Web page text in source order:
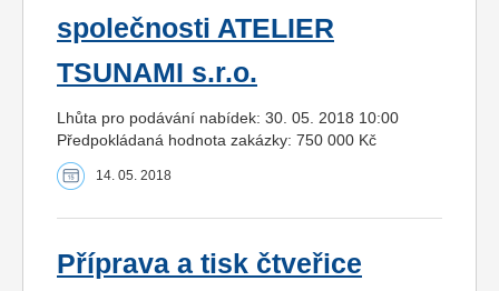
společnosti ATELIER
TSUNAMI s.r.o.
Lhůta pro podávání nabídek: 30. 05. 2018 10:00
Předpokládaná hodnota zakázky: 750 000 Kč
14. 05. 2018
Příprava a tisk čtveřice